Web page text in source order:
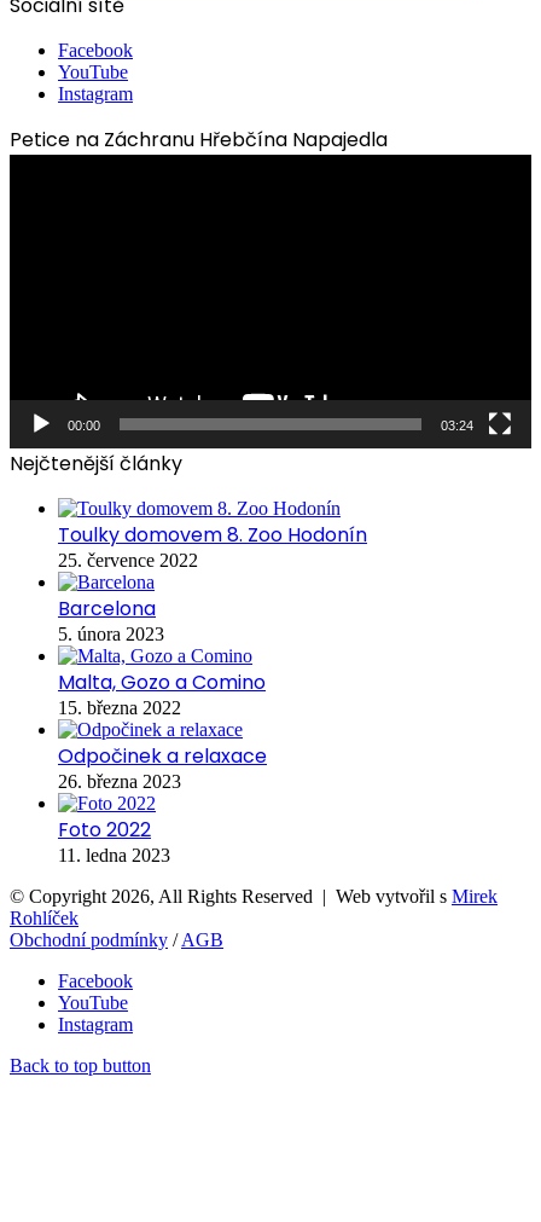
Facebook
YouTube
Instagram
Petice na Záchranu Hřebčína Napajedla
00:00 03:24
Nejčtenější články
Toulky domovem 8. Zoo Hodonín
25. července 2022
Barcelona
5. února 2023
Malta, Gozo a Comino
15. března 2022
Odpočinek a relaxace
26. března 2023
Foto 2022
11. ledna 2023
© Copyright 2026, All Rights Reserved | Web vytvořil s Mirek
Rohlíček
Obchodní podmínky /AGB
Facebook
YouTube
Instagram
Back to top button